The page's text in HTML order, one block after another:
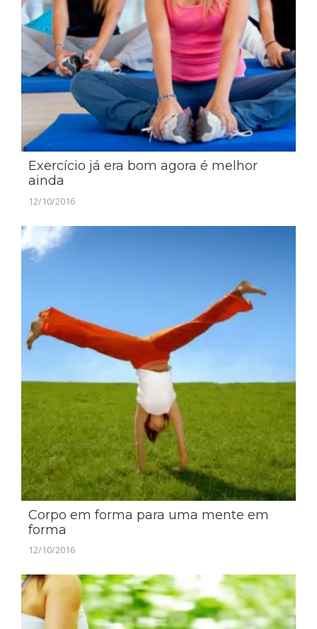
Exercício já era bom agora é melhor
ainda
12/10/2016
Corpo em forma para uma mente em
forma
12/10/2016